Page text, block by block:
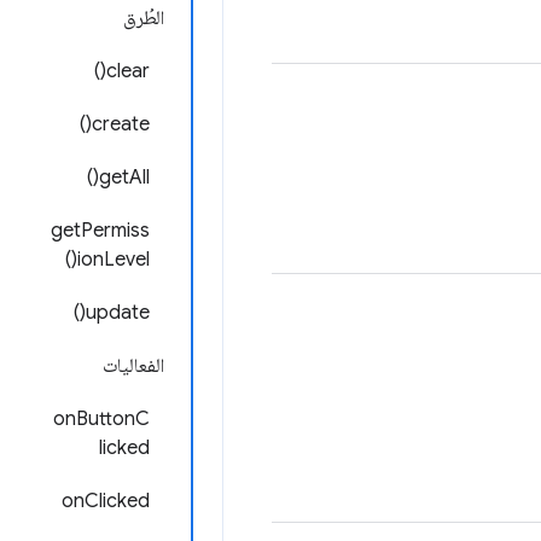
الطُرق
clear()
create()
getAll()
getPermiss
ionLevel()
update()
الفعاليات
onButtonC
licked
onClicked